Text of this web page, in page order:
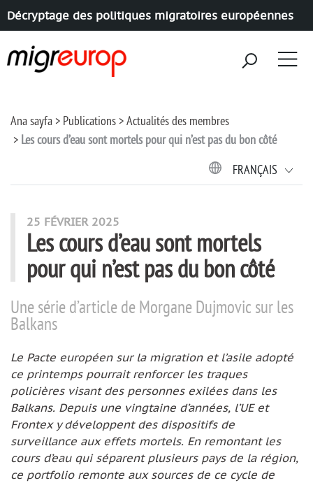
Décryptage des politiques migratoires européennes
Ana sayfa Publications
Actualités des membres
Les cours d’eau sont mortels pour qui n’est pas du bon côté
FRANÇAIS
25 FÉVRIER 2025
Les cours d’eau sont mortels
pour qui n’est pas du bon côté
Une série d’article de Morgane Dujmovic sur les
Balkans
Le Pacte européen sur la migration et l’asile adopté
ce printemps pourrait renforcer les traques
policières visant des personnes exilées dans les
Balkans. Depuis une vingtaine d’années, l’UE et
Frontex y développent des dispositifs de
surveillance aux effets mortels. En remontant les
cours d’eau qui séparent plusieurs pays de la région,
ce portfolio remonte aux sources de ce cycle de